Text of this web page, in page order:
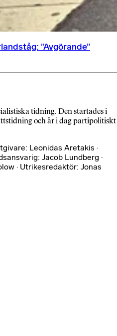
”Avgörande”
tidning. Den startades i
och är i dag partipolitiskt
Leonidas Aretakis ·
Jacob Lundberg ·
· Utrikesredaktör: Jonas